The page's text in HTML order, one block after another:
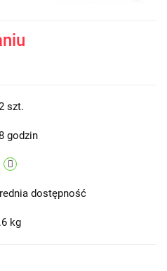
szt.
godzin
dostępność
kg